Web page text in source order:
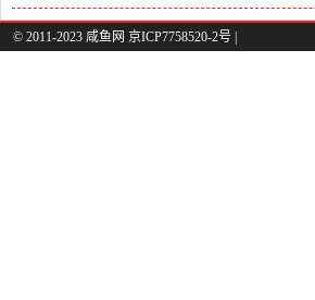
© 2011-2023 咸鱼网 京ICP7758520-2号 |